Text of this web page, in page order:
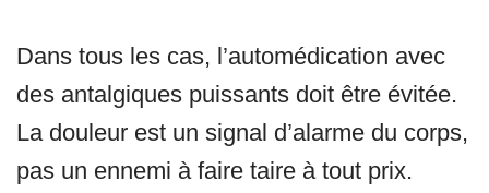
Dans tous les cas, l’automédication avec
des antalgiques puissants doit être évitée.
La douleur est un signal d’alarme du corps,
pas un ennemi à faire taire à tout prix.